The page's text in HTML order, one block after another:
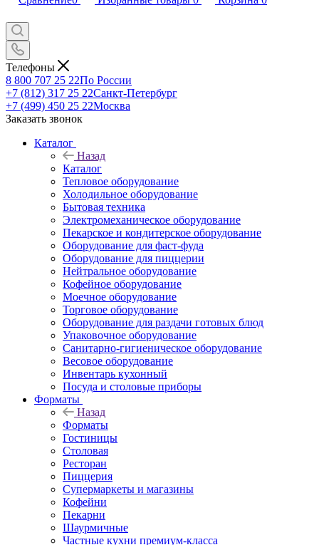
Телефоны
8 800 707 25 22По России
+7 (812) 317 25 22Санкт-Петербург
+7 (499) 450 25 22Москва
Заказать звонок
Каталог
Назад
Каталог
Тепловое оборудование
Холодильное оборудование
Бытовая техника
Электромеханическое оборудование
Пекарское и кондитерское оборудование
Оборудование для фаст-фуда
Оборудование для пиццерии
Нейтральное оборудование
Кофейное оборудование
Моечное оборудование
Торговое оборудование
Оборудование для раздачи готовых блюд
Упаковочное оборудование
Санитарно-гигиеническое оборудование
Весовое оборудование
Инвентарь кухонный
Посуда и столовые приборы
Форматы
Назад
Форматы
Гостиницы
Столовая
Ресторан
Пиццерия
Супермаркеты и магазины
Кофейни
Пекарни
Шаурмичные
Частные кухни премиум-класса